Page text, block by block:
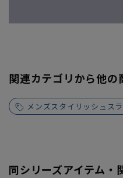
関連カテゴリから他の
メンズスタイリッシュス
同シリーズアイテム・